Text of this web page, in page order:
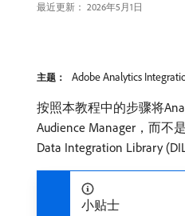
最近更新： 2026年5月1日
主题： Adobe Analytics
按照本教程中的步骤将
Audience Manager，而不
Data Integration Library
小贴士